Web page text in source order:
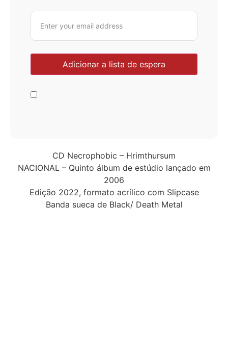
CD Necrophobic – Hrimthursum
NACIONAL – Quinto álbum de estúdio lançado em
2006
Edição 2022, formato acrílico com Slipcase
Banda sueca de Black/ Death Metal